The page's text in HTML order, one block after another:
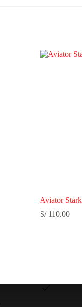
Aviator Stark
S/110.00